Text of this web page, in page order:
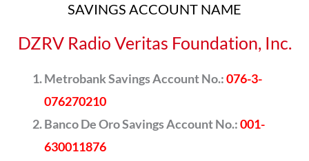
SAVINGS ACCOUNT NAME
DZRV Radio Veritas Foundation, Inc.
Metrobank Savings Account No.:076-3-
076270210
Banco De Oro Savings Account No.:001-
630011876